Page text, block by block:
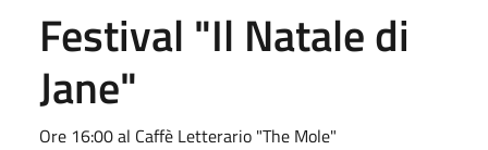
Festival "Il Natale di
Jane"
Ore 16:00 al Caffè Letterario "The Mole"